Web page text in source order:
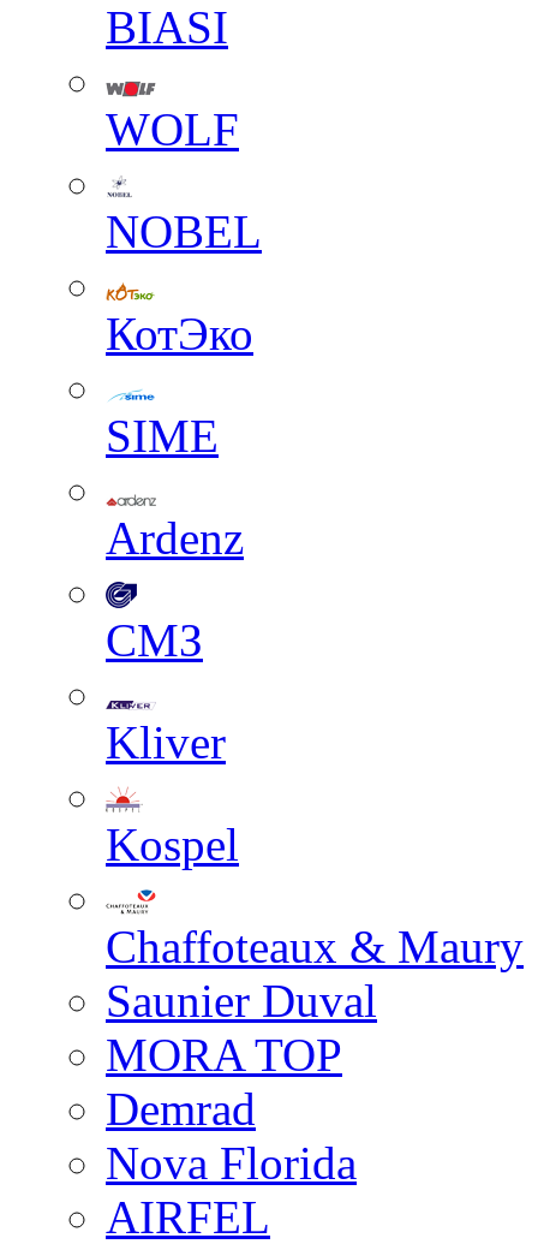
BIASI
WOLF
NOBEL
КотЭко
SIME
Ardenz
СМЗ
Kliver
Kospel
Chaffoteaux & Maury
Saunier Duval
MORA TOP
Demrad
Nova Florida
AIRFEL